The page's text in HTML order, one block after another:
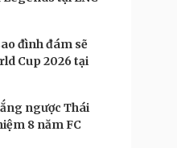
đình đám sẽ
Cup 2026 tại
ngược Thái
8 năm FC